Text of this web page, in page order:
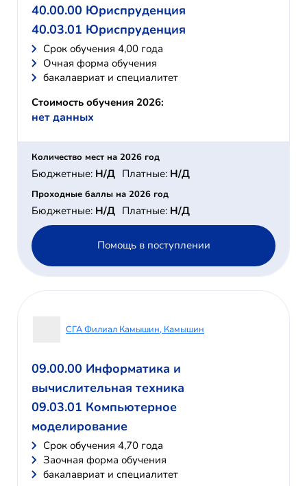
40.00.00 Юриспруденция
40.03.01 Юриспруденция
Cрок обучения 4,00 года
Очная форма обучения
бакалавриат и специалитет
Стоимость обучения 2026:
нет данных
Количество мест на 2026 год
Бюджетные: Н/Д Платные: Н/Д
Проходные баллы на 2026 год
Бюджетные: Н/Д Платные: Н/Д
Помощь в поступлении
СГА Филиал Камышин, Камышин
09.00.00 Информатика и
вычислительная техника
09.03.01 Компьютерное
моделирование
Cрок обучения 4,70 года
Заочная форма обучения
бакалавриат и специалитет